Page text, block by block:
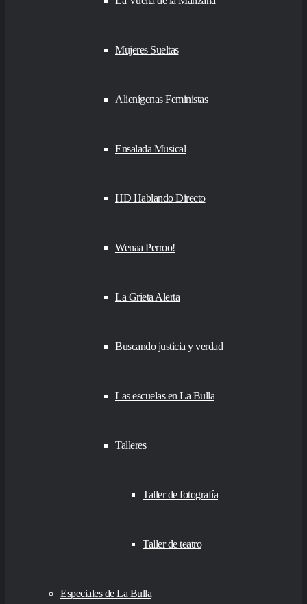
Mujeres Sueltas
Alienígenas Feministas
Ensalada Musical
HD Hablando Directo
Wenaa Perroo!
La Grieta Alerta
Buscando justicia y verdad
Las escuelas en La Bulla
Talleres
Taller de fotografía
Taller de teatro
Especiales de La Bulla